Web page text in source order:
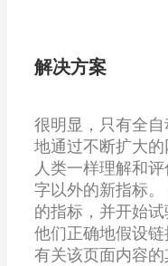
解决方案
很明显，只有全
地通过不断扩大
人类一样理解和评
字以外的新指标
的指标，并开始试
他们正确地假设
有关该页面内容